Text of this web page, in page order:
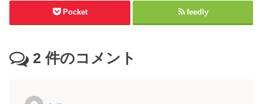
Pocket feedly
2 件のコメント